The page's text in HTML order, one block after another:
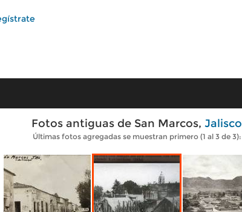
Fotos antiguas de San Marcos, Jalisco
Últimas fotos agregadas se muestran primero (1 al 3 de 3):